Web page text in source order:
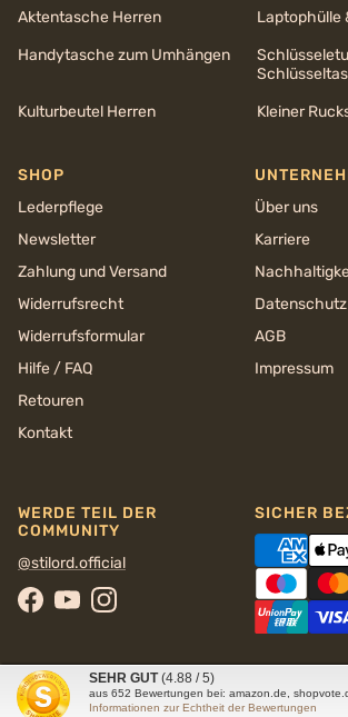
Aktentasche Herren
Laptophülle
Handytasche zum Umhängen
Kulturbeutel Herren
Kleiner
SHOP
Lederpflege
Newsletter
Zahlung und Versand
Widerrufsrecht
Widerrufsformular
Hilfe / FAQ
Retouren
Kontakt
Über uns
Karriere
Datenschutz
AGB
Impressum
WERDE TEIL DER
COMMUNITY
@stilord.official
Facebook
YouTubeInstagram
SICHER
SEHR GUT (4.88 / 5)
aus 652 Bewertungen bei: amazon.de,
Informationen zur Echtheit der Bewertungen